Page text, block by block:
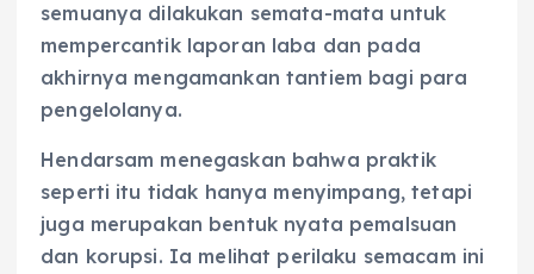
semuanya dilakukan semata-mata untuk
mempercantik laporan laba dan pada
akhirnya mengamankan tantiem bagi para
pengelolanya.
Hendarsam menegaskan bahwa praktik
seperti itu tidak hanya menyimpang, tetapi
juga merupakan bentuk nyata pemalsuan
dan korupsi. Ia melihat perilaku semacam ini